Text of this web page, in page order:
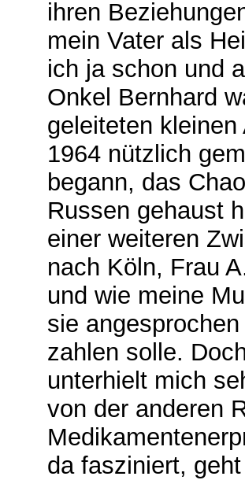
ihren
mein Vater als
ich ja schon und
Onkel Bernhard
geleiteten
1964 nützlich
begann, das
Russen gehaust
einer weiteren
nach Köln, Frau
und wie meine
sie
zahlen solle.
unterhielt mich
von der anderen
da fasziniert,